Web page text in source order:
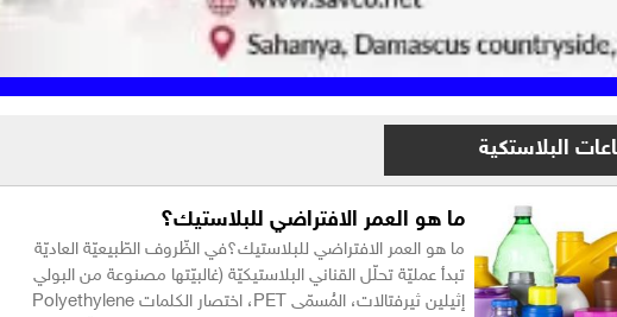
البلاستكية
ما هو العمر الافتراضي للبلاستيك؟
ما هو العمر الافتراضي للبلاستيك؟في الظّروف الطّبيعيّة العاديّة
تبدأ عمليّة تحلّل القناني البلاستيكيّة (غالبيّتها مصنوعة من البولي
إثيلين ثيرفتالات، المُسمّى PET، اختصار الكلمات Polyethylene